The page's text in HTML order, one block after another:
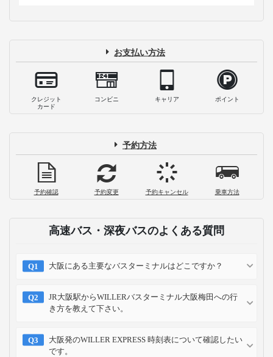
お支払い方法
クレジット
カード
コンビニ キャリア ポイント
予約方法
予約確認 予約変更 予約キャンセル 乗車方法
高速バス・深夜バスのよくある質問
大阪にある主要なバスターミナルはどこですか？
JR大阪駅からWILLERバスターミナル大阪梅田への行
き方を教えて下さい。
大阪発のWILLER EXPRESS 時刻表について確認したい
です。